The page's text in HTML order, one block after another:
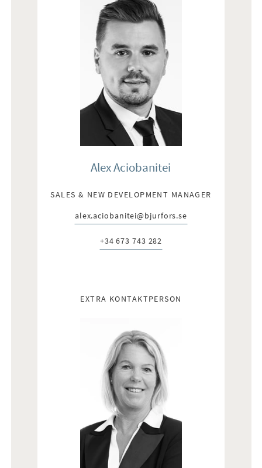
Alex Aciobanitei
SALES & NEW DEVELOPMENT MANAGER
E-post:
alex.aciobanitei@bjurfors.se
Telefon:
+34 673 743 282
EXTRA KONTAKTPERSON